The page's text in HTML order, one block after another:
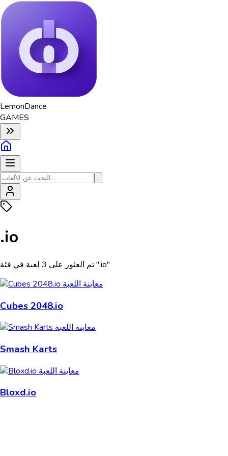
LemonDance
GAMES
.io
تم العثور على 3 لعبة في فئة ".io"
Cubes 2048.io
Smash Karts
Bloxd.io